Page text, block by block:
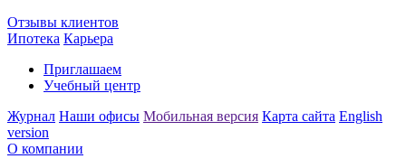
Отзывы клиентов
Ипотека Карьера
Приглашаем
Учебный центр
Журнал Наши офисы Мобильная версия Карта сайта English
version
О компании